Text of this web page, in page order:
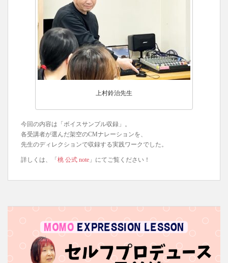
上村鈴治先生
今回の内容は「ボイスサンプル収録」。
各受講者が選んだ架空のCMナレーションを、
先生のディレクションで収録する実践ワークでした。
詳しくは、「桃 公式 note 」にてご覧ください！